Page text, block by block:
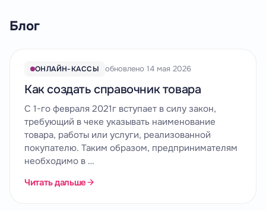
Блог
ОНЛАЙН-КАССЫ обновлено 14 мая 2026
Как создать справочник товара
С 1-го февраля 2021г вступает в силу закон,
требующий в чеке указывать наименование
товара, работы или услуги, реализованной
покупателю. Таким образом, предпринимателям
необходимо в …
Читать дальше